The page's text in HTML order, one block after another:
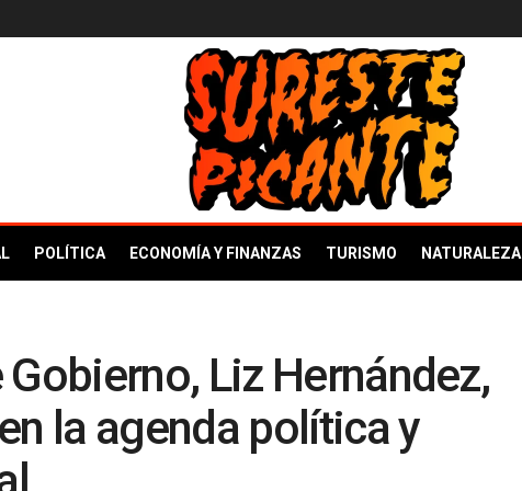
POLÍTICA ECONOMÍA Y FINANZAS TURISMO NATURALEZA
Liz Hernández,
la agenda política y